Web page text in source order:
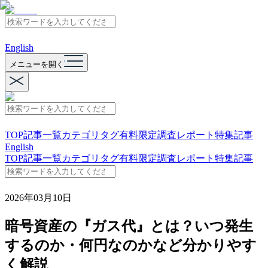
English
メニューを開く
TOP記事一覧カテゴリ タグ有料限定調査レポート 特集記事
English
TOP記事一覧カテゴリ タグ有料限定調査レポート 特集記事
2026年03月10日
暗号資産の『ガス代』とは？いつ発生
するのか・何円なのかなど分かりやす
く解説